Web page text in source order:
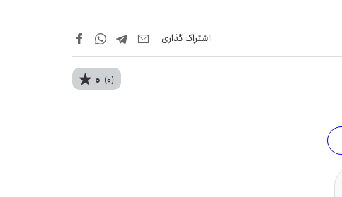
اشتراک‌ گذاری
0 (0)